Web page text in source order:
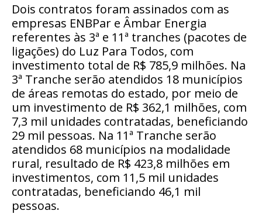
Dois contratos foram assinados com as
empresas ENBPar e Âmbar Energia
referentes às 3ª e 11ª tranches (pacotes de
ligações) do Luz Para Todos, com
investimento total de R$ 785,9 milhões. Na
3ª Tranche serão atendidos 18 municípios
de áreas remotas do estado, por meio de
um investimento de R$ 362,1 milhões, com
7,3 mil unidades contratadas, beneficiando
29 mil pessoas. Na 11ª Tranche serão
atendidos 68 municípios na modalidade
rural, resultado de R$ 423,8 milhões em
investimentos, com 11,5 mil unidades
contratadas, beneficiando 46,1 mil
pessoas.